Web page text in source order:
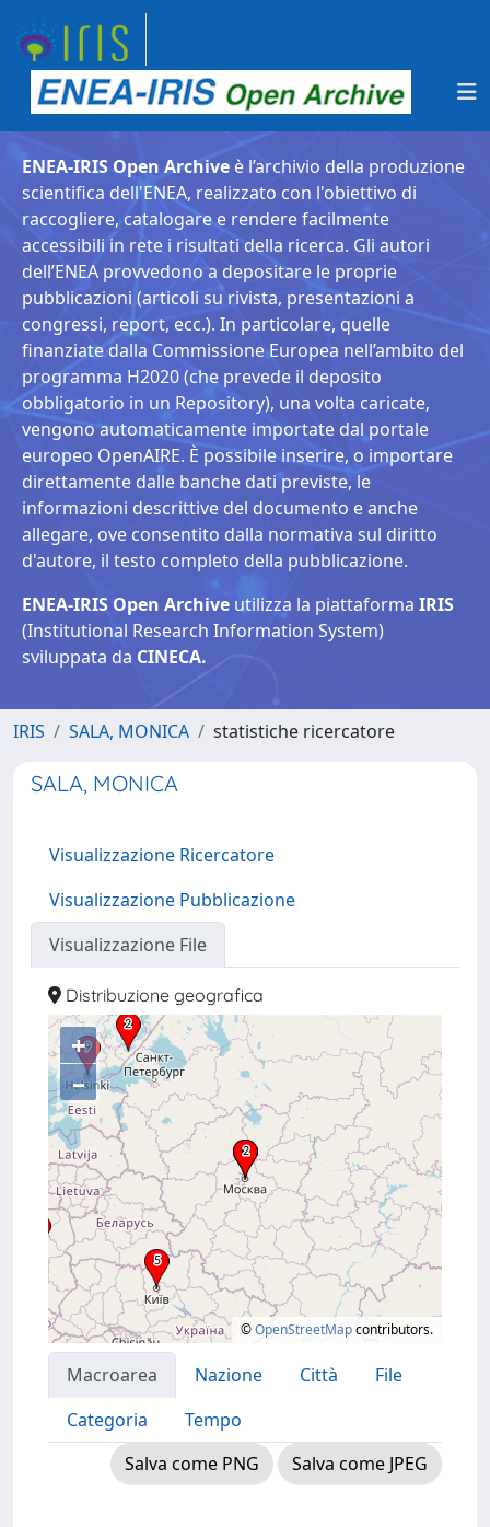
ENEA-IRIS Open Archive è l’archivio della produzione
scientifica dell'ENEA, realizzato con l'obiettivo di
raccogliere, catalogare e rendere facilmente
accessibili in rete i risultati della ricerca. Gli autori
dell’ENEA provvedono a depositare le proprie
pubblicazioni (articoli su rivista, presentazioni a
congressi, report, ecc.). In particolare, quelle
finanziate dalla Commissione Europea nell’ambito del
programma H2020 (che prevede il deposito
obbligatorio in un Repository), una volta caricate,
vengono automaticamente importate dal portale
europeo OpenAIRE. È possibile inserire, o importare
direttamente dalle banche dati previste, le
informazioni descrittive del documento e anche
allegare, ove consentito dalla normativa sul diritto
d'autore, il testo completo della pubblicazione.
ENEA-IRIS Open Archive utilizza la piattaforma IRIS
(Institutional Research Information System)
sviluppata da CINECA.
IRIS SALA, MONICA statistiche ricercatore
SALA, MONICA
Visualizzazione Ricercatore
Visualizzazione Pubblicazione
Visualizzazione File
Distribuzione geografica
+
–
©OpenStreetMapcontributors.
Macroarea Nazione Città
File
Categoria
Tempo
Salva come PNG
Salva come JPEG